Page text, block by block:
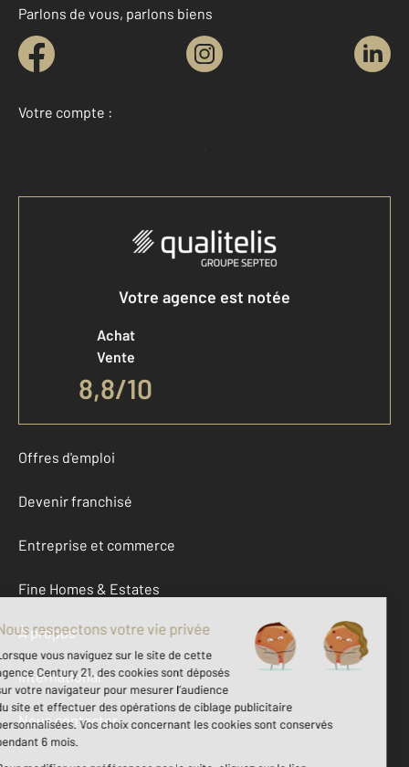
Parlons de vous, parlons biens
Votre compte :
Accéder à mon compte
Votre agence est notée
Achat
Vente
8,8/10
Offres d'emploi
Devenir franchisé
Entreprise et commerce
Fine Homes & Estates
À propos
International
Nous contacter